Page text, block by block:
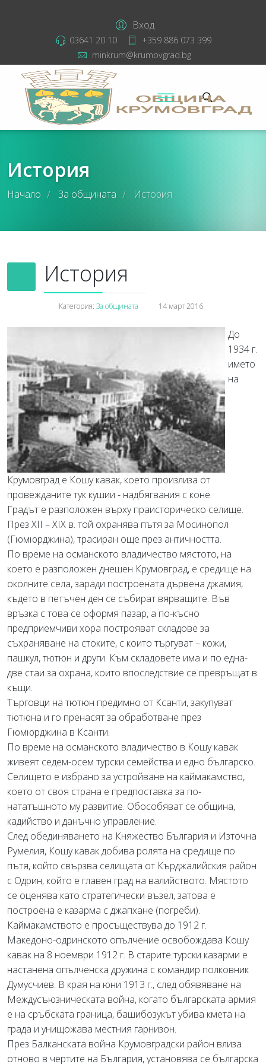
Вход
03641 20 10
+359 886 073 399
minkrum@krumovgrad.bg
История
Начало / За общината / История
История
Категория: За общината 14 март 2016
До
1934 г.
името
на
Крумовград е Кошу кавак, което произлиза от
провежданите тук кушии - надбягвания с коне.
Градът е разположен върху праисторическо селище.
През ХІІ – ХІХ в. той охранява пътя за Мосинопол
(Гюмюрджина), трасиран още през античността.
По време на османското владичество мястото, на
което е разположен днешен Крумовград, е средище на
околните села, заради построената дървена джамия,
където в петъчен ден се събират вярващите. Във
връзка с това се оформя пазар, а по-късно
предприемчиви хора построяват складове за
съхраняване на стоките, с които търгуват – кожи,
пашкул, тютюн и други. Към складовете има и по една-
две стаи за охрана, които впоследствие се превръщат в
къщи.
Търговци на тютюн предимно от Ксанти, закупуват
тютюна и го пренасят за обработване през
Гюмюрджина в Ксанти.
По време на османското владичество в Кошу кавак
живеят седем-осем турски семейства и едно българско.
Селището е избрано за устройване на каймакамство,
което от своя страна е предпоставка за по-
нататъшното му развитие. Обособяват се община,
кадийство и данъчно управление.
След обединяването на Княжество България и Източна
Румелия, Кошу кавак добива ролята на средище по
пътя, който свързва селищата от Кърджалийския район
с Одрин, който е главен град на валийството. Мястото
се оценява като стратегически възел, затова е
построена е казарма с джапхане (погреби).
Каймакамството е просъществува до 1912 г.
Македоно-одринското опълчение освобождава Кошу
кавак на 8 ноември 1912 г. В старите турски казарми е
настанена опълченска дружина с командир полковник
Думусчиев. В края на юни 1913 г., след обявяване на
Междусъюзническата война, когато българската армия
е на сръбската граница, башибозукът убива кмета на
града и унищожава местния гарнизон.
През Балканската война Крумовградски район влиза
отново в чертите на България, установява се българска